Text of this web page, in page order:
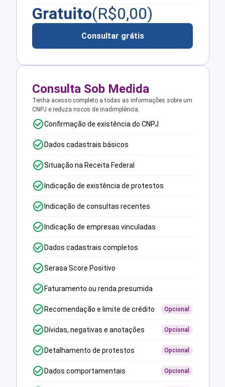
Gratuito(R$0,00)
Consultar grátis
Consulta Sob Medida
Tenha acesso completo a todas as informações sobre um
CNPJ e reduza riscos de inadimplência.
Confirmação de existência do CNPJ
Dados cadastrais básicos
Situação na Receita Federal
Indicação de existência de protestos
Indicação de consultas recentes
Indicação de empresas vinculadas
Dados cadastrais completos
Serasa Score Positivo
Faturamento ou renda presumida
Recomendação e limite de crédito Opcional
Dívidas, negativas e anotações Opcional
Detalhamento de protestos Opcional
Dados comportamentais Opcional